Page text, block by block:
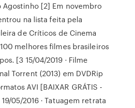
Agostinho [2] Em novembro
na lista feita pela
de Críticos de Cinema
melhores filmes brasileiros
[3 15/04/2019 · Filme
Torrent (2013) em DVDRip
AVI [BAIXAR GRÁTIS -
05/2016 · Tatuagem retrata